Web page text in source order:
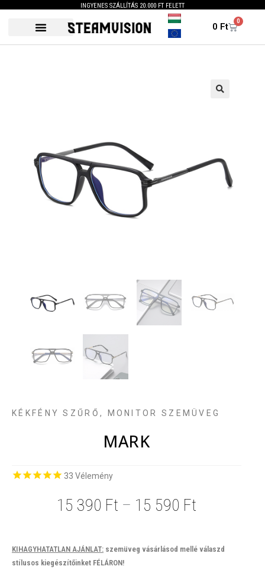
INGYENES SZÁLLÍTÁS 20.000 FT FELETT
0 Ft
0
KÉKFÉNY SZŰRŐ, MONITOR SZEMÜVEG
MARK
33 Vélemény
15 390 Ft – 15 590 Ft
KIHAGYHATATLAN AJÁNLAT: szemüveg vásárlásod mellé válaszd
stílusos kiegészítőinket FÉLÁRON!